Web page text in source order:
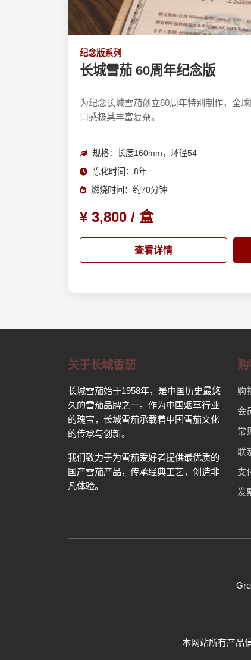
纪念版系列
长城雪茄 60周年纪念版
为纪念长城雪茄创立60周年特别制作，全
口感极其丰富复杂。
规格：长度160mm，环径54
陈化时间：8年
燃烧时间：约70分钟
¥ 3,800 / 盒
查看详情
关于长城雪茄
长城雪茄始于1958年，是中国历史最悠
久的雪茄品牌之一。作为中国烟草行业
的瑰宝，长城雪茄承载着中国雪茄文化
的传承与创新。
我们致力于为雪茄爱好者提供最优质的
国产雪茄产品，传承经典工艺，创造非
凡体验。
购
会
常
联
支
发
本网站所有产品